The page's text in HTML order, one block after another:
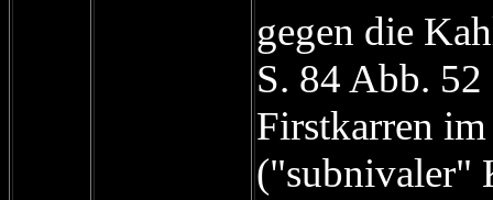
gegen die
S. 84 Abb.
Firstkarren
("subnivaler"